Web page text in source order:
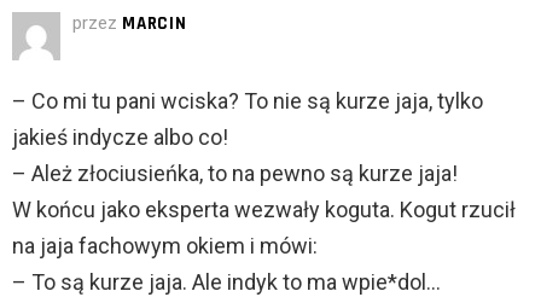
przez MARCIN
– Co mi tu pani wciska? To nie są kurze jaja, tylko
jakieś indycze albo co!
– Ależ złociusieńka, to na pewno są kurze jaja!
W końcu jako eksperta wezwały koguta. Kogut rzucił
na jaja fachowym okiem i mówi:
– To są kurze jaja. Ale indyk to ma wpie*dol…